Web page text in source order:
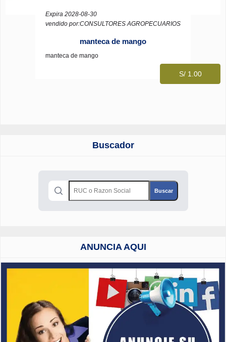
Expira 2028-08-30
vendido por:CONSULTORES AGROPECUARIOS
manteca de mango
manteca de mango
S/ 1.00
Buscador
ANUNCIA AQUI